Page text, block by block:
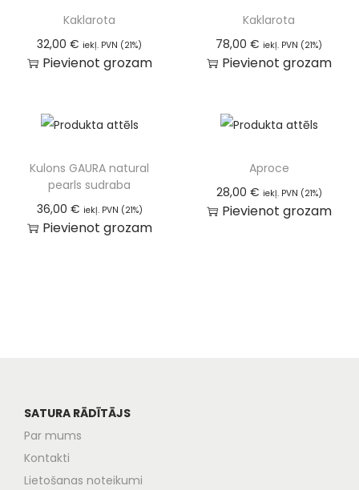
Kaklarota
32,00€ iekļ. PVN (21%)
Pievienot grozam
Kaklarota
78,00€ iekļ. PVN (21%)
Pievienot grozam
Kulons GAURA natural
pearls sudraba
36,00 € iekļ. PVN (21%)
Pievienot grozam
Aproce
28,00 € iekļ. PVN (21%)
Pievienot grozam
SATURA RĀDĪTĀJS
Par mums
Kontakti
Lietošanas noteikumi